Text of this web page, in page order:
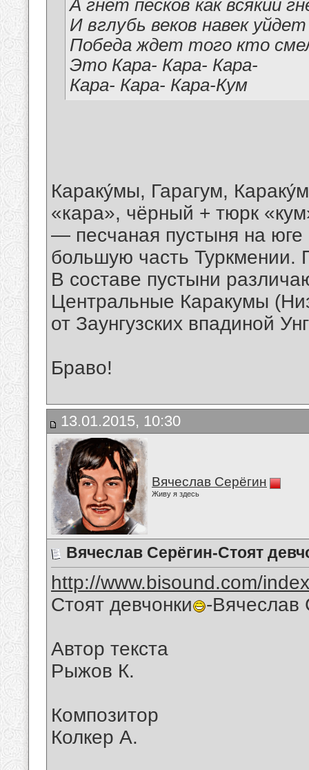
А гнет песков как всякий
И вглубь веков навек уйдет
Победа ждет того кто
Это Кара- Кара- Кара-
Кара- Кара- Кара-Кум
Караку́мы, Гарагум,
«кара», чёрный + тюрк
— песчаная пустыня на
большую часть Туркмении.
В составе пустыни
Центральные Каракумы
от Заунгузских впадиной
Браво!
13.01.2015, 10:30
Вячеслав Серёгин
Живу я здесь
Вячеслав Серёгин-Стоят
http://www.bisound.com/
Стоят девчонки
-Вячеслав
Автор текста
Рыжов К.
Композитор
Колкер А.